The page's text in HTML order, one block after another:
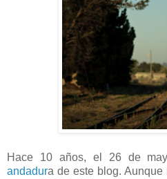
Hace 10 años, el 26 de
andadura de este blog.